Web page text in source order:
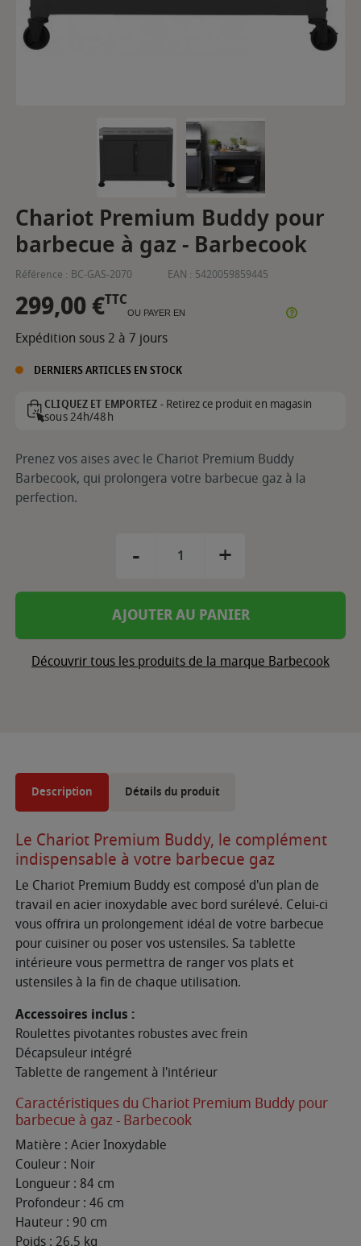
Chariot Premium Buddy pour
barbecue à gaz - Barbecook
Référence : BC-GAS-2070 EAN : 5420059859445
299,00 €TTC
OU PAYER EN
Expédition sous 2 à 7 jours
DERNIERS ARTICLES EN STOCK
CLIQUEZ ET EMPORTEZ -Retirez ce produit en magasin
sous 24h/48h
Prenez vos aises avec le Chariot Premium Buddy
Barbecook, qui prolongera votre barbecue gaz à la
perfection.
- +
AJOUTER AU PANIER
Découvrir tous les produits de la marque Barbecook
Description Détails du produit
Le Chariot Premium Buddy, le complément
indispensable à votre barbecue gaz
Le Chariot Premium Buddy est composé d'un plan de
travail en acier inoxydable avec bord surélevé. Celui-ci
vous offrira un prolongement idéal de votre barbecue
pour cuisiner ou poser vos ustensiles. Sa tablette
intérieure vous permettra de ranger vos plats et
ustensiles à la fin de chaque utilisation.
Accessoires inclus :
Roulettes pivotantes robustes avec frein
Décapsuleur intégré
Tablette de rangement à l'intérieur
Caractéristiques du Chariot Premium Buddy pour
barbecue à gaz - Barbecook
Matière : Acier Inoxydable
Couleur : Noir
Longueur : 84 cm
Profondeur : 46 cm
Hauteur : 90 cm
Poids : 26.5 kg